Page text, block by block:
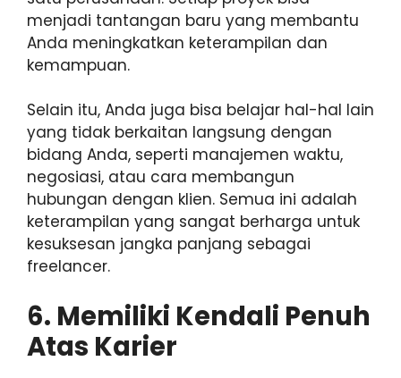
menjadi tantangan baru yang membantu
Anda meningkatkan keterampilan dan
kemampuan.
Selain itu, Anda juga bisa belajar hal-hal lain
yang tidak berkaitan langsung dengan
bidang Anda, seperti manajemen waktu,
negosiasi, atau cara membangun
hubungan dengan klien. Semua ini adalah
keterampilan yang sangat berharga untuk
kesuksesan jangka panjang sebagai
freelancer.
6. Memiliki Kendali Penuh
Atas Karier